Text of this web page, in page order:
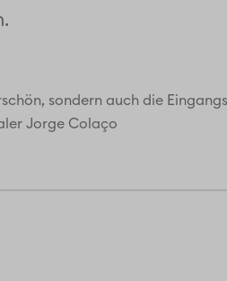
sondern auch die
Jorge Colaço